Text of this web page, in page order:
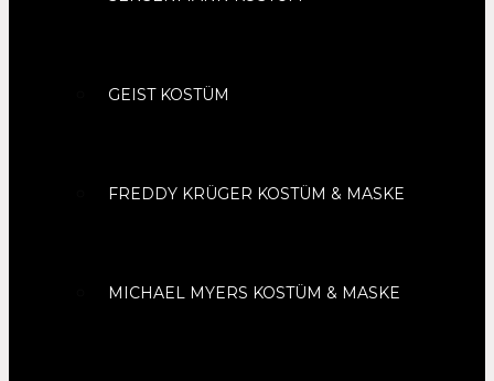
GEIST KOSTÜM
FREDDY KRÜGER KOSTÜM & MASKE
MICHAEL MYERS KOSTÜM & MASKE